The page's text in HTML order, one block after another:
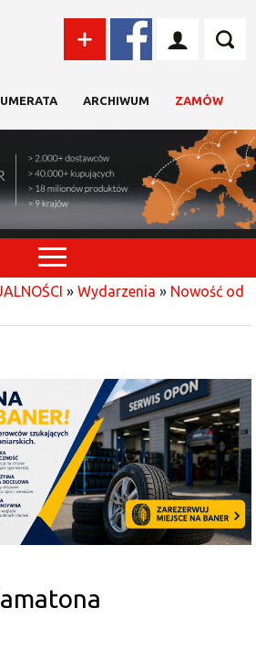
ARCHIWUM ZAMÓW
» Wydarzenia » Nowość od